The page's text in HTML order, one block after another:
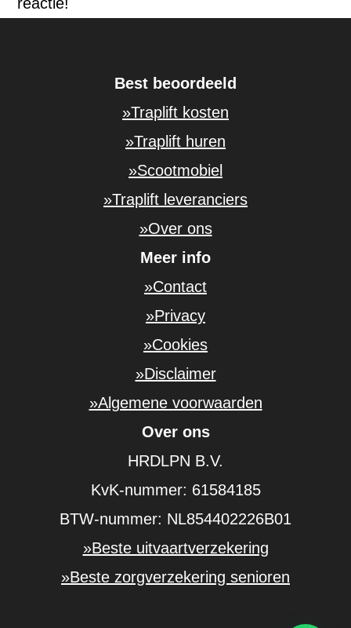
Best beoordeeld
»Traplift kosten
»Traplift huren
»Scootmobiel
»Traplift leveranciers
»Over ons
Meer info
»Contact
»Privacy
»Cookies
»Disclaimer
»Algemene voorwaarden
Over ons
HRDLPN B.V.
KvK-nummer: 61584185
BTW-nummer: NL854402226B01
»Beste uitvaartverzekering
»Beste zorgverzekering senioren